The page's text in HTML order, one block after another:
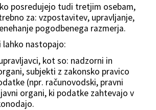
posredujejo tudi tretjim osebam,
za: vzpostavitev, upravljanje,
pogodbenega razmerja.
lahko nastopajo:
kot so: nadzorni in
subjekti z zakonsko pravico
(npr. računovodski, pravni
organi, ki podatke zahtevajo v